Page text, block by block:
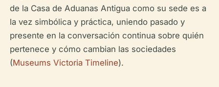
de la Casa de Aduanas Antigua como su sede es a
la vez simbólica y práctica, uniendo pasado y
presente en la conversación continua sobre quién
pertenece y cómo cambian las sociedades
(Museums Victoria Timeline).